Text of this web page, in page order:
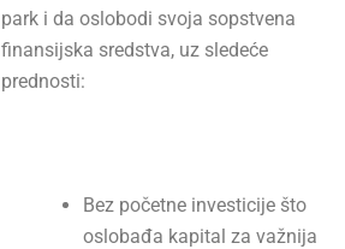
park i da oslobodi svoja sopstvena
finansijska sredstva, uz sledeće
prednosti:
Bez početne investicije što
oslobađa kapital za važnija